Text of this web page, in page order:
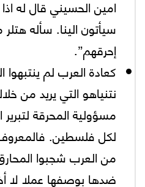
امين الحسيني قال له
سيأتون الينا. سأله
إحرقهم”.
كعادة العرب لم ينتبهوا
نتنياهو التي يريد من
مسؤولية المحرقة
لكل فلسطين. فالمعروف
من العرب شجبوا
ضدها بوصفها عملا لا